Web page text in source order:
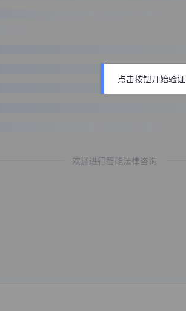
欢迎进行智能法律咨询
点击按钮开始验证